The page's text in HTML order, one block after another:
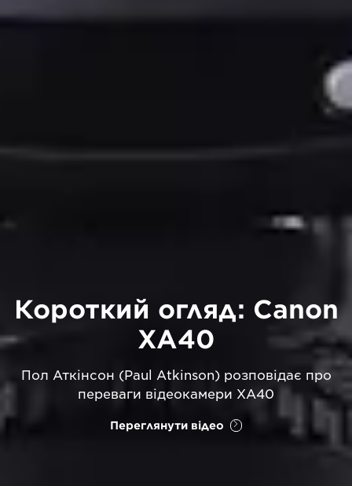
Короткий огляд: Canon
XA40
Пол Аткінсон (Paul Atkinson) розповідає про
переваги відеокамери XA40
Переглянути відео